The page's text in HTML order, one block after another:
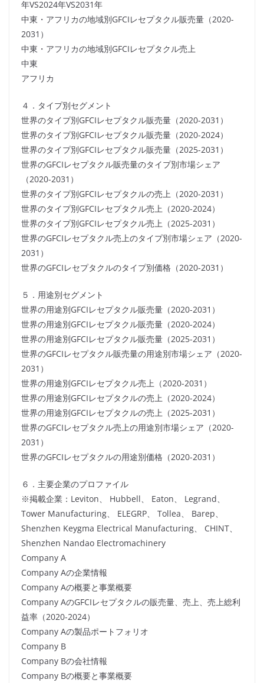
年VS2024年VS2031年
中東・アフリカの地域別GFCIレセプタクル販売量（2020-
2031）
中東・アフリカの地域別GFCIレセプタクル売上
中東
アフリカ
４．タイプ別セグメント
世界のタイプ別GFCIレセプタクル販売量（2020-2031）
世界のタイプ別GFCIレセプタクル販売量（2020-2024）
世界のタイプ別GFCIレセプタクル販売量（2025-2031）
世界のGFCIレセプタクル販売量のタイプ別市場シェア
（2020-2031）
世界のタイプ別GFCIレセプタクルの売上（2020-2031）
世界のタイプ別GFCIレセプタクル売上（2020-2024）
世界のタイプ別GFCIレセプタクル売上（2025-2031）
世界のGFCIレセプタクル売上のタイプ別市場シェア（2020-
2031）
世界のGFCIレセプタクルのタイプ別価格（2020-2031）
５．用途別セグメント
世界の用途別GFCIレセプタクル販売量（2020-2031）
世界の用途別GFCIレセプタクル販売量（2020-2024）
世界の用途別GFCIレセプタクル販売量（2025-2031）
世界のGFCIレセプタクル販売量の用途別市場シェア（2020-
2031）
世界の用途別GFCIレセプタクル売上（2020-2031）
世界の用途別GFCIレセプタクルの売上（2020-2024）
世界の用途別GFCIレセプタクルの売上（2025-2031）
世界のGFCIレセプタクル売上の用途別市場シェア（2020-
2031）
世界のGFCIレセプタクルの用途別価格（2020-2031）
６．主要企業のプロファイル
※掲載企業：Leviton、 Hubbell、 Eaton、 Legrand、
Tower Manufacturing、 ELEGRP、 Tollea、 Barep、
Shenzhen Keygma Electrical Manufacturing、 CHINT、
Shenzhen Nandao Electromachinery
Company A
Company Aの企業情報
Company Aの概要と事業概要
Company AのGFCIレセプタクルの販売量、売上、売上総利
益率（2020-2024）
Company Aの製品ポートフォリオ
Company B
Company Bの会社情報
Company Bの概要と事業概要